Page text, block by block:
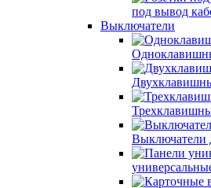
под вывод
Выключатели
Выключатели